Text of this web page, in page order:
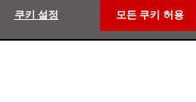
쿠키 설정 모든 쿠키 허용